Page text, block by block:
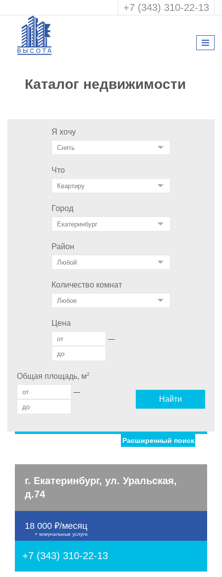
+7 (343) 310-22-13
Каталог недвижимости
Я хочу
Что
Город
Район
Количество комнат
Цена
—
Общая площадь, м2
—
Найти
Дом
Дата публикации
Номер объекта
Жилая площадь
Санузел
Расширенный поиск
г. Екатеринбург, ул. Уральская,
д.74
18 000 ₽/месяц
+ комунальные услуги
+7 (343) 310-22-13